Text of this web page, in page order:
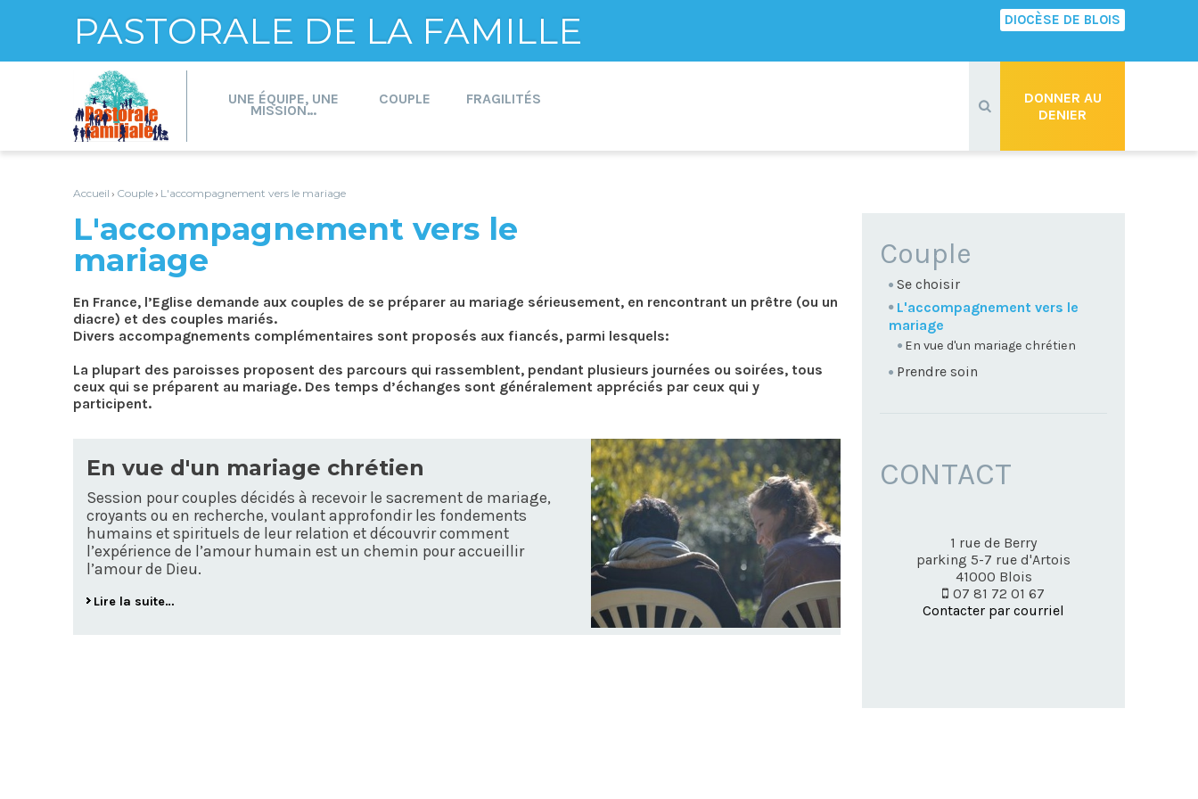
PASTORALE DE LA FAMILLE DIOCÈSE DE BLOIS
contenu.
Aller
à
la
navigation
personnels
DONNER AU
DENIER
UNE ÉQUIPE, UNE
MISSION…
COUPLE FRAGILITÉS
Accueil › Couple› L'accompagnement vers le mariage
L'accompagnement vers le
mariage
En France, l’Eglise demande aux couples de se préparer au mariage sérieusement, en rencontrant un prêtre (ou un
diacre) et des couples mariés.
Divers accompagnements complémentaires sont proposés aux fiancés, parmi lesquels:
La plupart des paroisses proposent des parcours qui rassemblent, pendant plusieurs journées ou soirées, tous
ceux qui se préparent au mariage. Des temps d’échanges sont généralement appréciés par ceux qui y
participent.
En vue d'un mariage chrétien
Session pour couples décidés à recevoir le sacrement de mariage,
croyants ou en recherche, voulant approfondir les fondements
humains et spirituels de leur relation et découvrir comment
l’expérience de l’amour humain est un chemin pour accueillir
l’amour de Dieu.
Lire la suite…
NAVIGATION
Couple
Se choisir
L'accompagnement vers le
mariage
En vue d'un mariage chrétien
Prendre soin
CONTACT
1 rue de Berry
parking 5-7 rue d'Artois
41000 Blois
07 81 72 01 67
Contacter par courriel